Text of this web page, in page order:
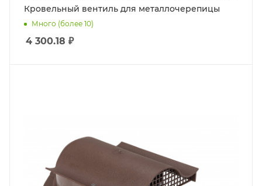
Кровельный вентиль для металлочерепицы
Много (более 10)
4 300.18 ₽